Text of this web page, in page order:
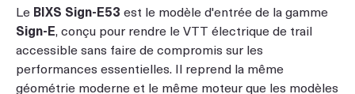
Le BIXS Sign-E53 est le modèle d'entrée de la gamme
Sign-E, conçu pour rendre le VTT électrique de trail
accessible sans faire de compromis sur les
performances essentielles. Il reprend la même
géométrie moderne et le même moteur que les modèles